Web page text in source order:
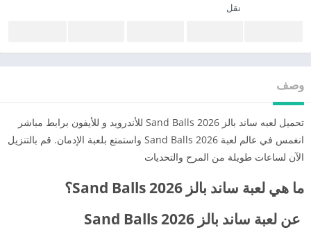
نقل
وصف
تحميل لعبه ساند بالز Sand Balls 2026 للأندرويد و للأيفون برابط مباشر
انغمس في عالم لعبة Sand Balls 2026 واستمتع بلعبة الإدمان. قم بالتنزيل
الآن لساعات طويلة من المرح والتحديات
ما هي لعبة ساند بالز Sand Balls 2026؟
عن لعبة ساند بالز Sand Balls 2026